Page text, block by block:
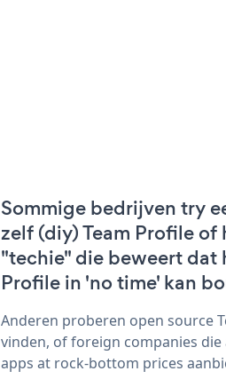
Sommige bedrijven try
zelf (diy) Team Profile of
"techie" die beweert dat
Profile in 'no time' kan
Anderen proberen open source
vinden, of foreign companies die
apps at rock-bottom prices